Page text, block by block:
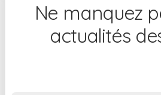
Ne manquez
actualités